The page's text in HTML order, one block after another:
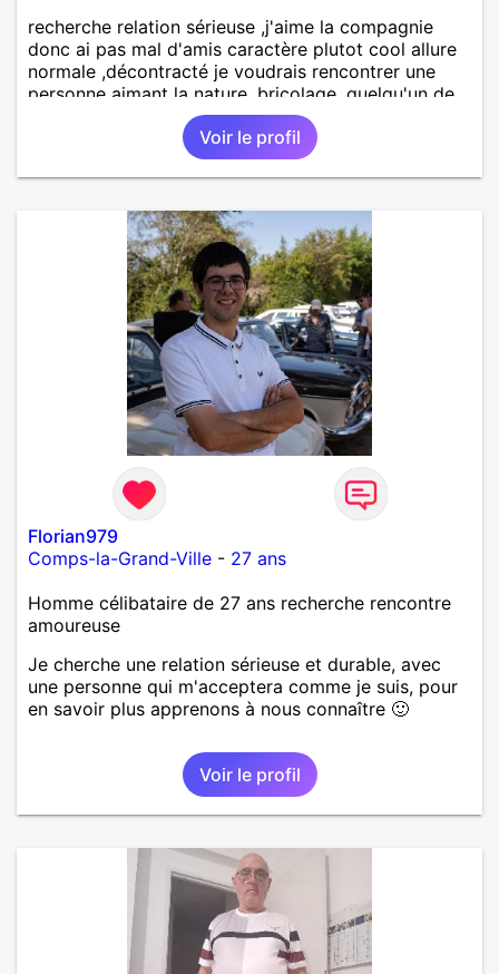
recherche relation sérieuse ,j'aime la compagnie
donc ai pas mal d'amis caractère plutot cool allure
normale ,décontracté je voudrais rencontrer une
personne aimant la nature ,bricolage ,quelqu'un de
simple et naturel à vos claviers mesdames
Voir le profil
Florian979
Comps-la-Grand-Ville - 27 ans
Homme célibataire de 27 ans recherche rencontre
amoureuse
Je cherche une relation sérieuse et durable, avec
une personne qui m'acceptera comme je suis, pour
en savoir plus apprenons à nous connaître 🙂
Voir le profil